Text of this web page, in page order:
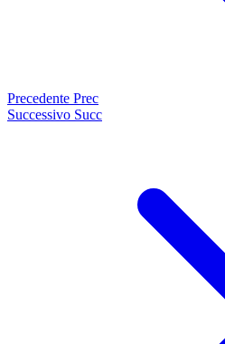
Precedente Prec
Successivo Succ